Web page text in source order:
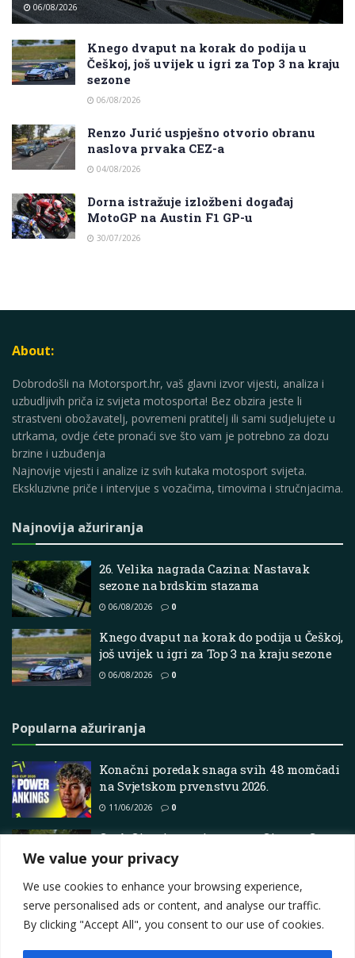
We value your privacy
We use cookies to enhance your browsing experience,
serve personalised ads or content, and analyse our traffic.
By clicking "Accept All", you consent to our use of cookies.
06/08/2026
Knego dvaput na korak do podija u
Češkoj, još uvijek u igri za Top 3 na kraju
sezone
06/08/2026
Renzo Jurić uspješno otvorio obranu
naslova prvaka CEZ-a
04/08/2026
Dorna istražuje izložbeni događaj
MotoGP na Austin F1 GP-u
30/07/2026
About:
Dobrodošli na Motorsport.hr, vaš glavni izvor vijesti, analiza i
uzbudljivih priča iz svijeta motosporta! Bez obzira jeste li
strastveni obožavatelj, povremeni pratitelj ili sami sudjelujete u
utrkama, ovdje ćete pronaći sve što vam je potrebno za dozu
brzine i uzbuđenja
Najnovije vijesti i analize iz svih kutaka motosport svijeta.
Ekskluzivne priče i intervjue s vozačima, timovima i stručnjacima.
Najnovija ažuriranja
26. Velika nagrada Cazina: Nastavak
sezone na brdskim stazama
06/08/2026 0
Knego dvaput na korak do podija u Češkoj,
još uvijek u igri za Top 3 na kraju sezone
06/08/2026 0
Popularna ažuriranja
Konačni poredak snaga svih 48 momčadi
na Svjetskom prvenstvu 2026.
11/06/2026 0
Croft Circuit se priprema za Ginetta G-
Fest vikend